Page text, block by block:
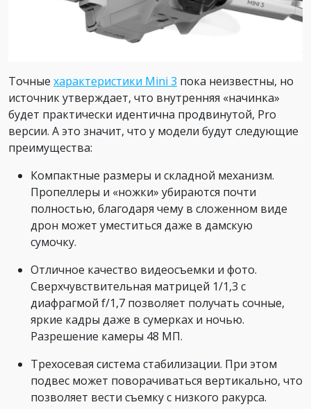
Точные характеристики Mini 3 пока неизвестны, но
источник утверждает, что внутренняя «начинка»
будет практически идентична продвинутой, Pro
версии. А это значит, что у модели будут следующие
преимущества:
Компактные размеры и складной механизм.
Пропеллеры и «ножки» убираются почти
полностью, благодаря чему в сложенном виде
дрон может уместиться даже в дамскую
сумочку.
Отличное качество видеосъемки и фото.
Сверхчувствительная матрицей 1/1,3 с
диафрагмой f/1,7 позволяет получать сочные,
яркие кадры даже в сумерках и ночью.
Разрешение камеры 48 МП.
Трехосевая система стабилизации. При этом
подвес может поворачиваться вертикально, что
позволяет вести съемку с низкого ракурса.